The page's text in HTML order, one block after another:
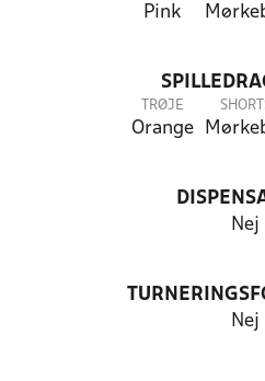
Pink
TRØJE
Orange
Nej
Nej